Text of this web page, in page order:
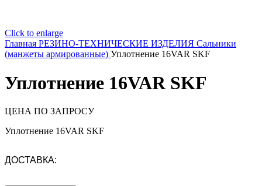
Click to enlarge
Главная РЕЗИНО-ТЕХНИЧЕСКИЕ ИЗДЕЛИЯ Сальники
(манжеты армированные) Уплотнение 16VAR SKF
Уплотнение 16VAR SKF
ЦЕНА ПО ЗАПРОСУ
Уплотнение 16VAR SKF
ДОСТАВКА: